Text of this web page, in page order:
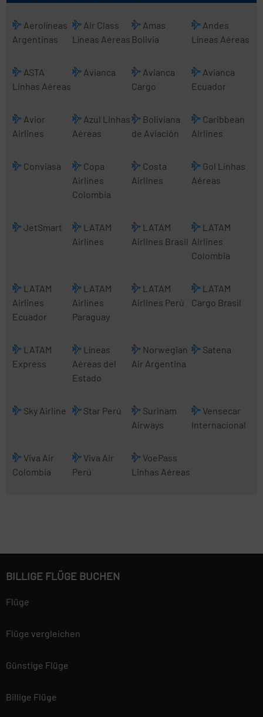
Aerolíneas
Argentinas
Air Class
Líneas Aéreas
Amas
Bolivia
Andes
Líneas Aéreas
ASTA
Linhas Aéreas
Avianca
Avianca
Cargo
Avianca
Ecuador
Avior
Airlines
Azul Linhas
Aéreas
Boliviana
de Aviación
Caribbean
Airlines
Conviasa
Copa
Airlines
Colombia
Costa
Airlines
Gol Linhas
Aéreas
JetSmart
LATAM
Airlines
LATAM
Airlines Brasil
LATAM
Airlines
Colombia
LATAM
Airlines
Ecuador
LATAM
Airlines
Paraguay
LATAM
Airlines Perú
LATAM
Cargo Brasil
LATAM
Express
Líneas
Aéreas del
Estado
Norwegian
Air Argentina
Satena
Sky Airline Star Perú
Surinam
Airways
Vensecar
Internacional
Viva Air
Colombia
Viva Air
Perú
VoePass
Linhas Aéreas
BILLIGE FLÜGE BUCHEN
Flüge
Flüge vergleichen
Günstige Flüge
Billige Flüge